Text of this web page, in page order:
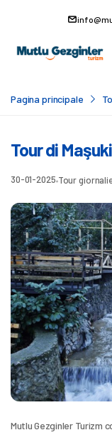
Pagina principale
Tour di
30-01-2025 Tour
Mutlu Gezginler Turizm